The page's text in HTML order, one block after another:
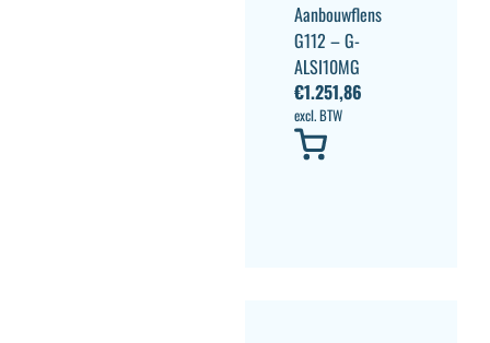
Aanbouwflens
G112 – G-
ALSI10MG
€1.251,86
excl. BTW